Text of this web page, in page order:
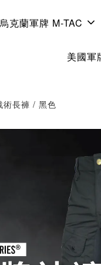
烏克蘭軍牌 M-TAC
美國軍
術長褲 / 黑色